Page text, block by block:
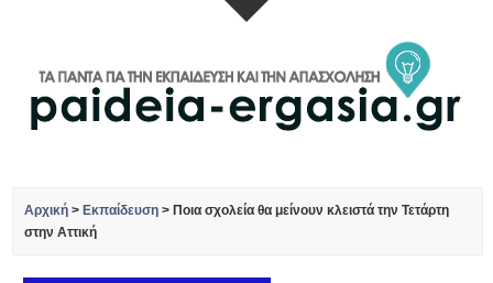
Αρχική > Εκπαίδευση > Ποια σχολεία θα μείνουν κλειστά την Τετάρτη
στην Αττική